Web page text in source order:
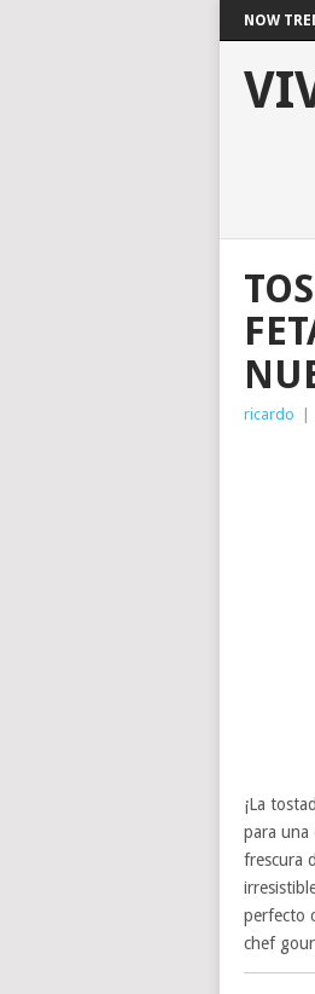
NOW
ricardo
¡La
para una
frescura
perfecto
chef